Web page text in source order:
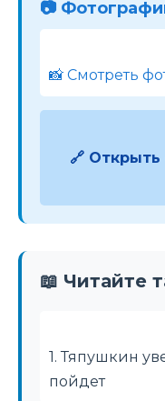
📷
📸 Смотреть
🔗
📖 Читайте
1. Тяпушкин
пойдет